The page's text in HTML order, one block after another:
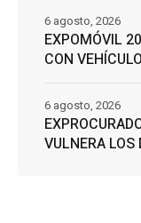
EXPOMÓVIL
CON
6 agosto, 2026
VULNERA LOS
6 agosto, 2026